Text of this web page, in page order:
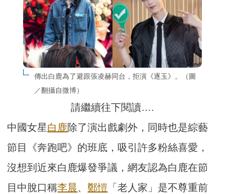
傳出白鹿為了避跟張凌赫同台，拒演《逐玉》。（圖
／翻攝自微博）
請繼續往下閱讀….
中國女星白鹿除了演出戲劇外，同時也是綜藝
節目《奔跑吧》的班底，吸引許多粉絲喜愛，
沒想到近來白鹿爆發爭議，網友認為白鹿在節
目中脫口稱李晨、鄭愷 「老人家」是不尊重前